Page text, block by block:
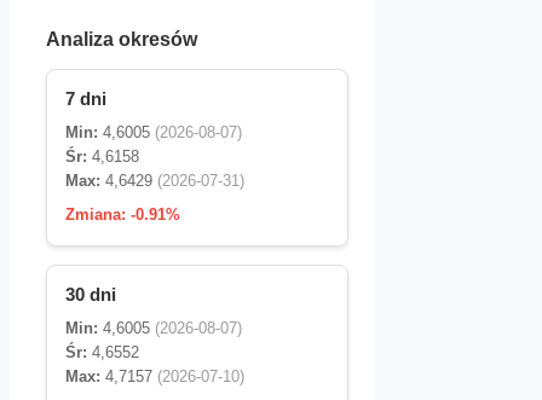
Analiza okresów
7 dni
Min: 4,6005 (2026-08-07)
Śr: 4,6158
Max: 4,6429 (2026-07-31)
Zmiana: -0.91%
30 dni
Min: 4,6005 (2026-08-07)
Śr: 4,6552
Max: 4,7157 (2026-07-10)